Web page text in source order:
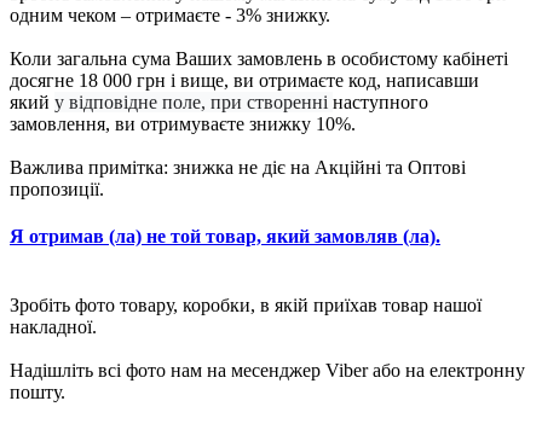
одним чеком – отримаєте - 3% знижку.
Коли загальна сума Ваших замовлень в особистому кабінеті
досягне 18 000 грн і вище, ви отримаєте код, написавши
який у відповідне поле, при створенні наступного
замовлення, ви отримуваєте знижку 10%.
Важлива примітка: знижка не діє на Акційні та Оптові
пропозиції.
Я отримав (ла) не той товар, який замовляв (ла).
Зробіть фото товару, коробки, в якій приїхав товар нашої
накладної.
Надішліть всі фото нам на месенджер Viber або на електронну
пошту.